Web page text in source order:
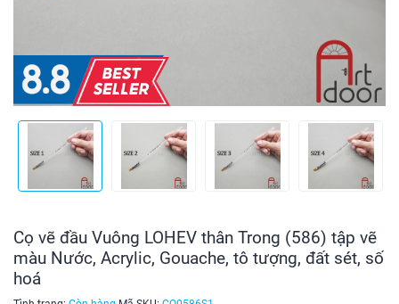
Cọ vẽ đầu Vuông LOHEV thân Trong (586) tập vẽ
màu Nước, Acrylic, Gouache, tô tượng, đất sét, số
hoá